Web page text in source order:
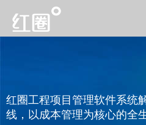
红圈工程项目管理软件系统
线，以成本管理为核心的全